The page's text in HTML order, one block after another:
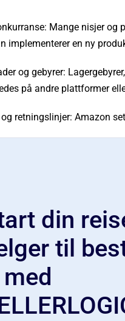
Mange nisjer og
implementerer en ny
og gebyrer:
på andre plattformer
og retningslinjer: Amazon
din
til